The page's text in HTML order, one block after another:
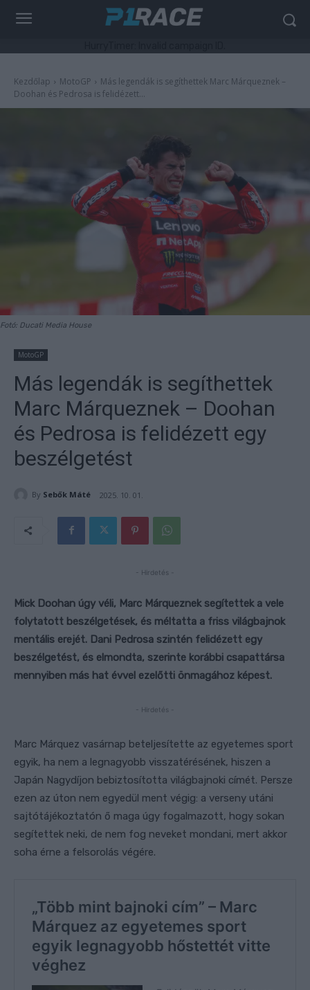
Kezdőlap MotoGP
Más legendák is segíthettek Marc Márqueznek –
Doohan és Pedrosa is felidézett...
Fotó: Ducati Media House
MotoGP
Más legendák is segíthettek
Marc Márqueznek – Doohan
és Pedrosa is felidézett egy
beszélgetést
By Sebők Máté 2025. 10. 01.
- Hirdetés -
Mick Doohan úgy véli, Marc Márqueznek segítettek a vele
folytatott beszélgetések, és méltatta a friss világbajnok
mentális erejét. Dani Pedrosa szintén felidézett egy
beszélgetést, és elmondta, szerinte korábbi csapattársa
mennyiben más hat évvel ezelőtti önmagához képest.
- Hirdetés -
Marc Márquez vasárnap beteljesítette az egyetemes sport
egyik, ha nem a legnagyobb visszatérésének, hiszen a
Japán Nagydíjon bebiztosította világbajnoki címét. Persze
ezen az úton nem egyedül ment végig: a verseny utáni
sajtótájékoztatón ő maga úgy fogalmazott, hogy sokan
segítettek neki, de nem fog neveket mondani, mert akkor
soha érne a felsorolás végére.